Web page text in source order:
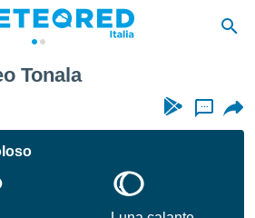
Tonala
...